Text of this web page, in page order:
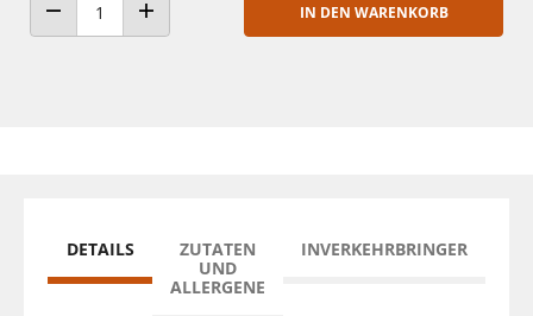
ANZAHL VERRINGERNANZAHL ERHÖHEN
IN DEN WARENKORB
DETAILS
ZUTATEN
UND
ALLERGENE
INVERKEHRBRINGER